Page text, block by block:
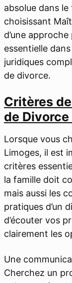
absolue dans
choisissant
d’une
essentielle
juridiques
de divorce.
Critères
de
Lorsque vous
Limoges, il est
critères
la famille doit
mais aussi les
pratiques d’un
d’écouter vos
clairement les
Une
Cherchez un